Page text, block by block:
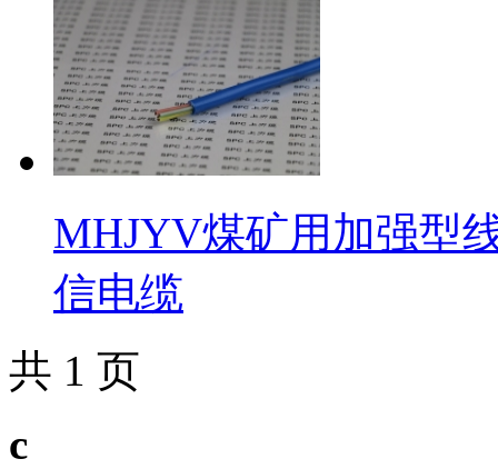
MHJYV煤矿用加强型
信电缆
共 1 页
c